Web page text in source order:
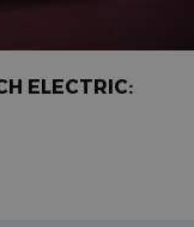
ELECTRIC: